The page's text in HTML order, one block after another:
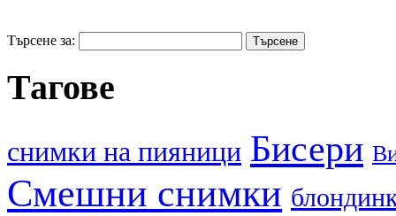
Търсене за:
Тагове
cнимки на пияници Бисери
Смешни снимки